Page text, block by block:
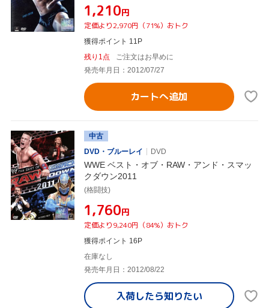
¥1,210円
定価より2,970円（71%）おトク
獲得ポイント 11P
残り1点
ご注文はお早めに
発売年月日：2012/07/27
カートへ追加
中古
DVD・ブルーレイ
DVD
WWE ベスト・オブ・RAW・アンド・スマッ
クダウン2011
(格闘技)
¥1,760円
定価より9,240円（84%）おトク
獲得ポイント 16P
在庫なし
発売年月日：2012/08/22
入荷したら知りたい